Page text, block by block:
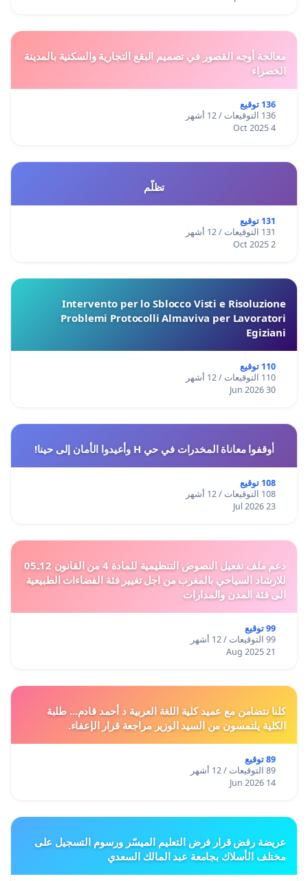
معالجة أوجه القصور في تصميم البقع التجارية والسكنية بالمدينة
الخضراء
136 توقيع
136 التوقيعات / 12 أشهر
4 Oct 2025
تظلّم
131 توقيع
131 التوقيعات / 12 أشهر
2 Oct 2025
Intervento per lo Sblocco Visti e Risoluzione
Problemi Protocolli Almaviva per Lavoratori
Egiziani
110 توقيع
110 التوقيعات / 12 أشهر
30 Jun 2026
أوقفوا معاناة المخدرات في حي H وأعيدوا الأمان إلى حينا!
108 توقيع
108 التوقيعات / 12 أشهر
23 Jul 2026
دعم ملف تفعيل النصوص التنظيمية للمادة 4 من القانون 12ـ05
للارشاد السياحي بالمغرب من اجل تغيير فئة الفضاءات الطبيعية
الى فئة المدن والمدارات
99 توقيع
99 التوقيعات / 12 أشهر
21 Aug 2025
كلنا نتضامن مع عميد كلية اللغة العربية د أحمد قادم... طلبة
الكلية يلتمسون من السيد الوزير مراجعة قرار الإعفاء.
89 توقيع
89 التوقيعات / 12 أشهر
14 Jun 2026
عريضة رفض قرار فرض التعليم الميسّر ورسوم التسجيل على
مختلف الأسلاك بجامعة عبد المالك السعدي